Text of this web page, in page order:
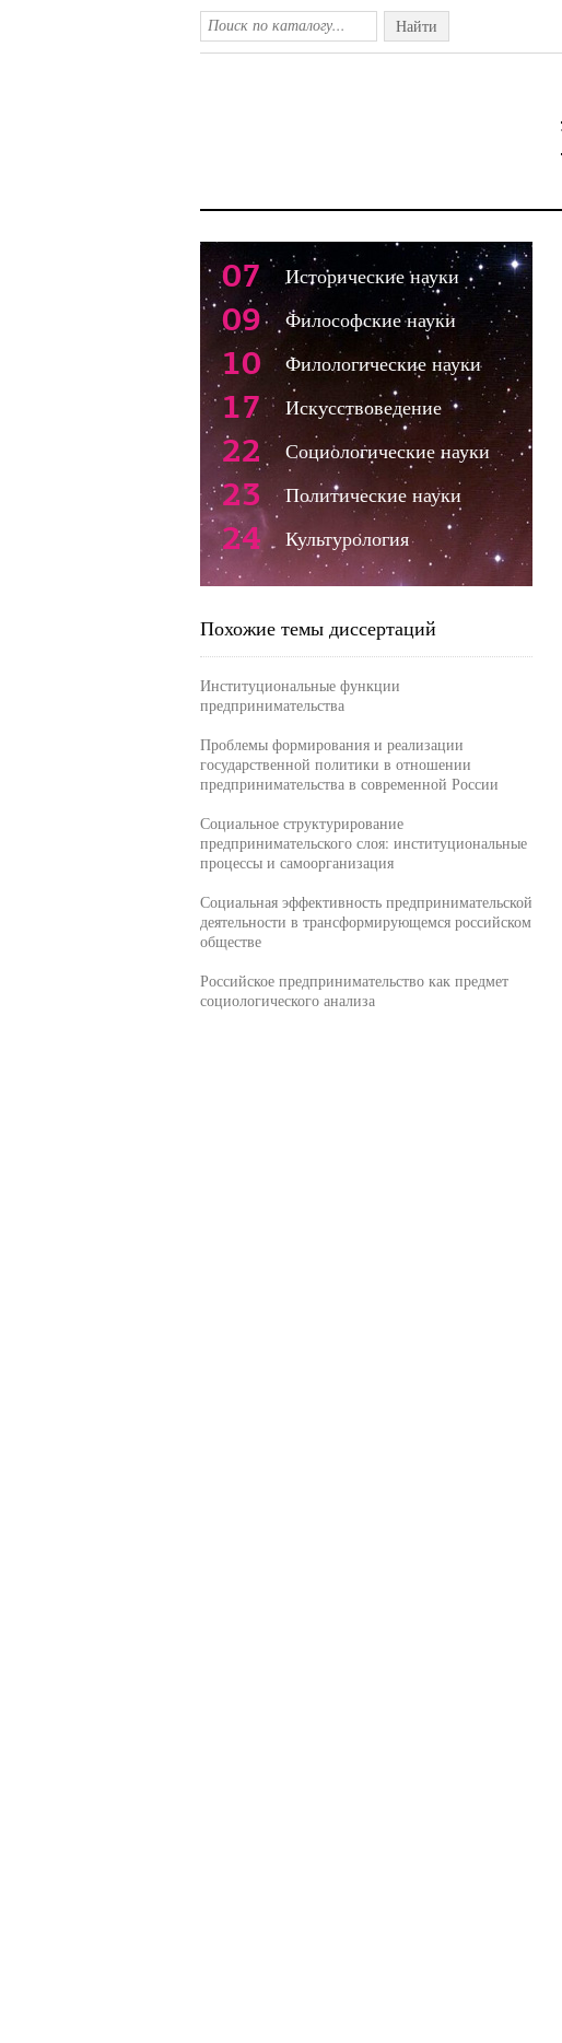
Найти
07 Исторические науки
09 Философские науки
10 Филологические науки
17 Искусствоведение
22 Социологические науки
23 Политические науки
24 Культурология
Похожие темы диссертаций
Институциональные функции
предпринимательства
Проблемы формирования и реализации
государственной политики в отношении
предпринимательства в современной России
Социальное структурирование
предпринимательского слоя: институциональные
процессы и самоорганизация
Социальная эффективность предпринимательской
деятельности в трансформирующемся российском
обществе
Российское предпринимательство как предмет
социологического анализа